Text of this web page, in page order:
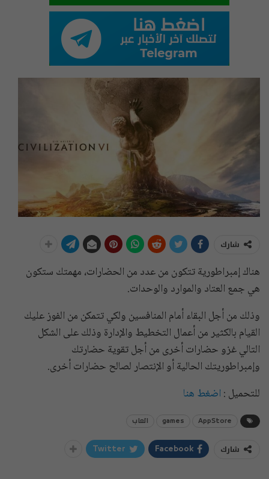
شارك
هناك إمبراطورية تتكون من عدد من الحضارات، مهمتك ستكون
هي جمع العتاد والموارد والوحدات.
وذلك من أجل البقاء أمام المنافسين ولكي تتمكن من الفوز عليك
القيام بالكثير من أعمال التخطيط والإدارة وذلك على الشكل
التالي غزو حضارات أخرى من أجل تقوية حضارتك
وإمبراطوريتك الحالية أو الإنتصار لصالح حضارات أخرى.
للتحميل : اضغط هنا
AppStore
games العاب
شارك Facebook
Twitter